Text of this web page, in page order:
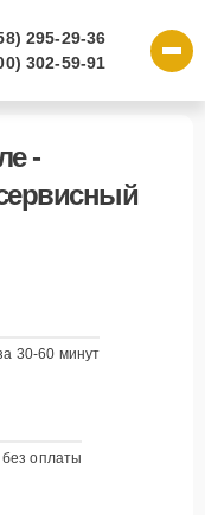
295-29-36
302-59-91
-
30-60 минут
оплаты